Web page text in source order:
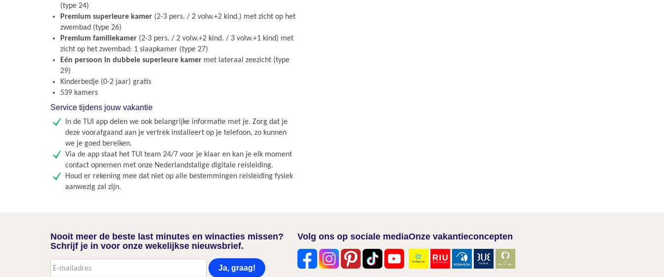
(type 24)
Premium superieure kamer (2-3 pers. / 2 volw.+2 kind.) met zicht op het
zwembad (type 26)
Premium familiekamer (2-3 pers. / 2 volw.+2 kind. / 3 volw.+1 kind) met
zicht op het zwembad: 1 slaapkamer (type 27)
Eén persoon in dubbele superieure kamer met lateraal zeezicht (type
29)
Kinderbedje (0-2 jaar) gratis
539 kamers
Service tijdens jouw vakantie
In de TUI app delen we ook belangrijke informatie met je. Zorg dat je
deze voorafgaand aan je vertrek installeert op je telefoon, zo kunnen
we je goed bereiken.
Via de app staat het TUI team 24/7 voor je klaar en kan je elk moment
contact opnemen met onze Nederlandstalige digitale reisleiding.
Houd er rekening mee dat niet op alle bestemmingen reisleiding fysiek
aanwezig zal zijn.
Nooit meer de beste last minutes en winacties missen?
Schrijf je in voor onze wekelijkse nieuwsbrief.
Ja, graag!
Volg ons op sociale mediaOnze vakantieconcepten